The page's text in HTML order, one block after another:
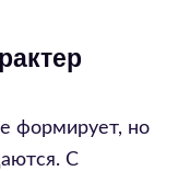
формирует, но
С